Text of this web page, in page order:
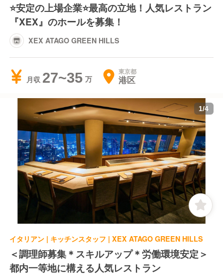
⭐️安定の上場企業⭐️最高の立地！人気レストラン
『XEX』のホールを募集！
XEX ATAGO GREEN HILLS
月収 27~35 東京都
港区
1/4
イタリアン | キッチンスタッフ | XEX ATAGO GREEN HILLS
＜調理師募集＊スキルアップ＊労働環境安定＞
都内一等地に構える人気レストラン